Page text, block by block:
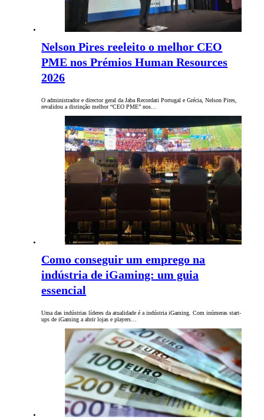
Nelson Pires reeleito o melhor CEO
PME nos Prémios Human Resources
2026
O administrador e director geral da Jaba Recordati Portugal e Grécia, Nelson Pires,
revalidou a distinção melhor “CEO PME” nos…
Como conseguir um emprego na
indústria de iGaming: um guia
essencial
Uma das indústrias líderes da atualidade é a indústria iGaming. Com inúmeras start-
ups de iGaming a abrir lojas e players…